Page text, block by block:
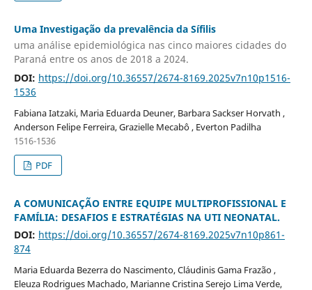
Uma Investigação da prevalência da Sífilis
uma análise epidemiológica nas cinco maiores cidades do
Paraná entre os anos de 2018 a 2024.
DOI: https://doi.org/10.36557/2674-8169.2025v7n10p1516-
1536
Fabiana Iatzaki, Maria Eduarda Deuner, Barbara Sackser Horvath ,
Anderson Felipe Ferreira, Grazielle Mecabô , Everton Padilha
1516-1536
PDF
A COMUNICAÇÃO ENTRE EQUIPE MULTIPROFISSIONAL E
FAMÍLIA: DESAFIOS E ESTRATÉGIAS NA UTI NEONATAL.
DOI: https://doi.org/10.36557/2674-8169.2025v7n10p861-
874
Maria Eduarda Bezerra do Nascimento, Cláudinis Gama Frazão ,
Eleuza Rodrigues Machado, Marianne Cristina Serejo Lima Verde,